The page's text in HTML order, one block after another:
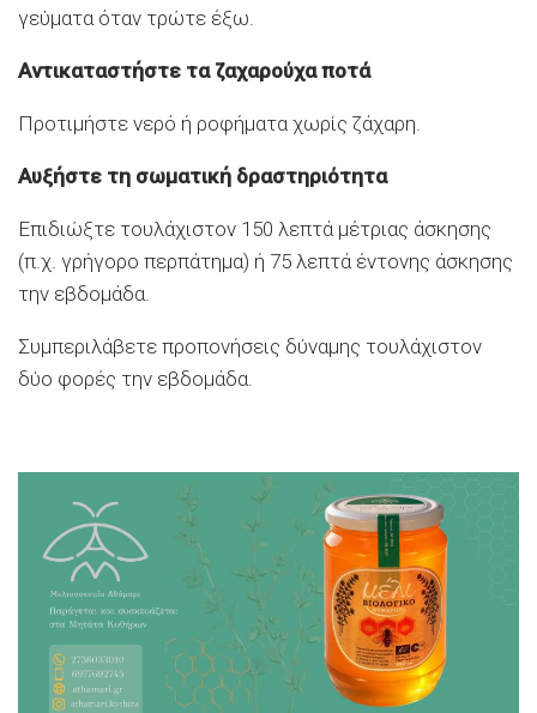
γεύματα όταν τρώτε έξω.
Αντικαταστήστε τα ζαχαρούχα ποτά
Προτιμήστε νερό ή ροφήματα χωρίς ζάχαρη.
Αυξήστε τη σωματική δραστηριότητα
Επιδιώξτε τουλάχιστον 150 λεπτά μέτριας άσκησης
(π.χ. γρήγορο περπάτημα) ή 75 λεπτά έντονης άσκησης
την εβδομάδα.
Συμπεριλάβετε προπονήσεις δύναμης τουλάχιστον
δύο φορές την εβδομάδα.